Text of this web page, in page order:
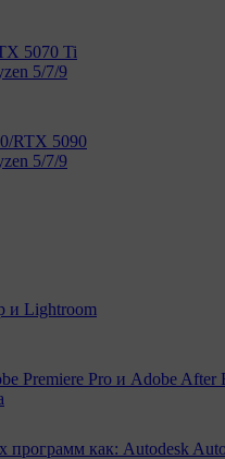
5070 Ti
5/7/9
RTX 5090
5/7/9
и Lightroom
Premiere Pro и Adobe After
программ как: Autodesk